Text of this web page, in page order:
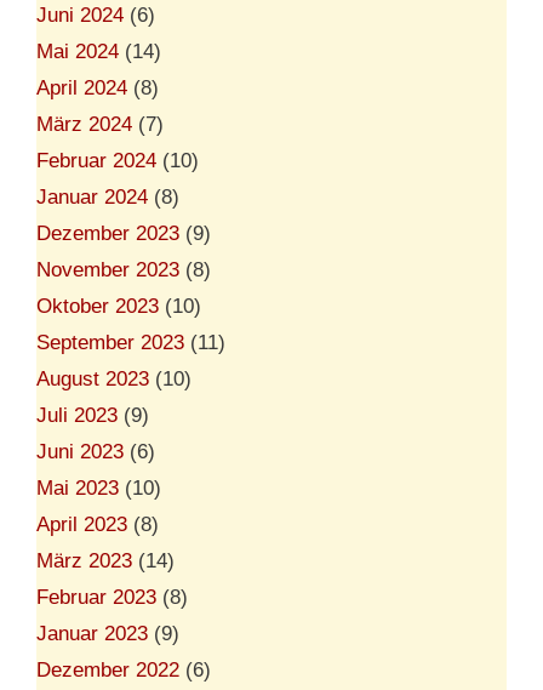
Juni 2024 (6)
Mai 2024 (14)
April 2024 (8)
März 2024 (7)
Februar 2024 (10)
Januar 2024 (8)
Dezember 2023 (9)
November 2023 (8)
Oktober 2023 (10)
September 2023 (11)
August 2023 (10)
Juli 2023 (9)
Juni 2023 (6)
Mai 2023 (10)
April 2023 (8)
März 2023 (14)
Februar 2023 (8)
Januar 2023 (9)
Dezember 2022 (6)